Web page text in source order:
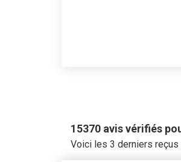
15370 avis vérifiés
Voici les 3 derniers reçus